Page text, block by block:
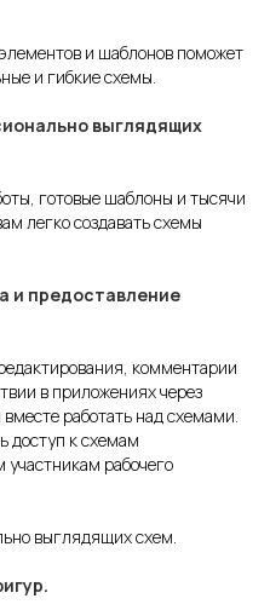
и шаблонов поможет
и гибкие схемы.
выглядящих
готовые шаблоны и тысячи
легко создавать схемы
и предоставление
комментарии
в приложениях через
работать над схемами.
доступ к схемам
участникам рабочего
выглядящих схем.